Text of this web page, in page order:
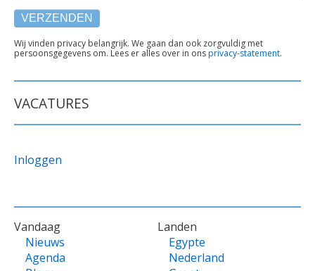
TEKST
ONDER
Wij vinden privacy belangrijk. We gaan dan ook zorgvuldig met
persoonsgegevens om. Lees er alles over in onsprivacy-statement.
VACATURES
Inloggen
VOET
Vandaag
Nieuws
Agenda
Landen
Egypte
Nederland